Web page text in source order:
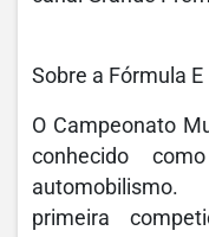
Sobre a Fórmula E
O Campeonato
conhecido
primeira